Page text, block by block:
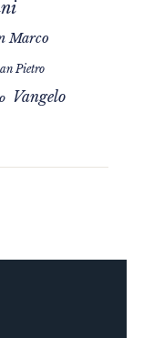
Marco
Pietro
Vangelo